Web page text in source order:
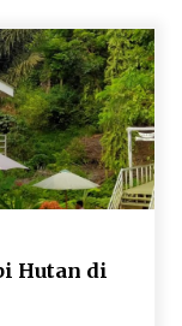
Hutan di